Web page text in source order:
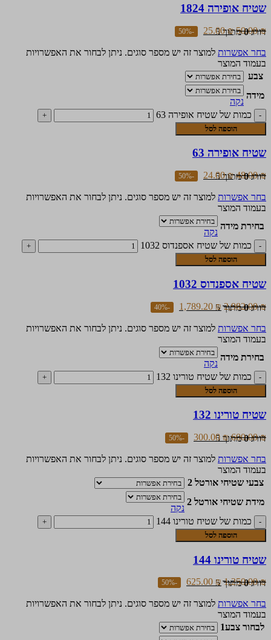
שטיח אופירה 1824
דורג0מתוך 550.00₪
25.00₪
-50%
בחר אפשרות למוצר זה יש מספר סוגים. ניתן לבחור את האפשרויות
בעמוד המוצר
צבע
מידה
נקה
כמות של שטיח אופירה 63
הוספה לסל
שטיח אופירה 63
דורג0מתוך 548.00₪
24.00₪
-50%
בחר אפשרות למוצר זה יש מספר סוגים. ניתן לבחור את האפשרויות
בעמוד המוצר
בחירת מידה
נקה
כמות של שטיח אספנדוס 1032
הוספה לסל
שטיח אספנדוס 1032
דורג0מתוך 5
2,982.00₪
1,789.20 ₪
-40%
בחר אפשרות למוצר זה יש מספר סוגים. ניתן לבחור את האפשרויות
בעמוד המוצר
בחירת מידה
נקה
כמות של שטיח טורינו 132
הוספה לסל
שטיח טורינו 132
דורג0מתוך 5
600.00₪
300.00 ₪
-50%
בחר אפשרות למוצר זה יש מספר סוגים. ניתן לבחור את האפשרויות
בעמוד המוצר
צבעי שטיחי אורטל 2
מידת שטיחי אורטל 2
נקה
כמות של שטיח טורינו 144
הוספה לסל
שטיח טורינו 144
דורג0מתוך 5
1,250.00₪
625.00 ₪
-50%
בחר אפשרות למוצר זה יש מספר סוגים. ניתן לבחור את האפשרויות
בעמוד המוצר
לבחור צבע1